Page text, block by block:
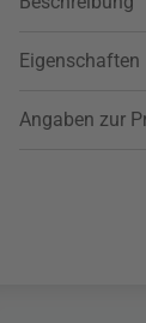
Eigenschaften
Angaben zur